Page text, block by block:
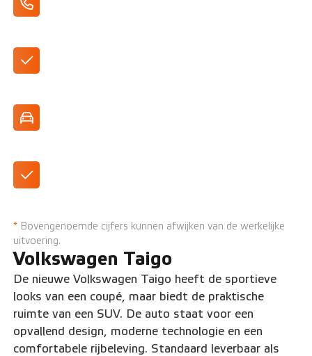
* Bovengenoemde cijfers kunnen afwijken van de werkelijke
uitvoering.
Volkswagen Taigo
De nieuwe Volkswagen Taigo heeft de sportieve
looks van een coupé, maar biedt de praktische
ruimte van een SUV. De auto staat voor een
opvallend design, moderne technologie en een
comfortabele rijbeleving. Standaard leverbaar als